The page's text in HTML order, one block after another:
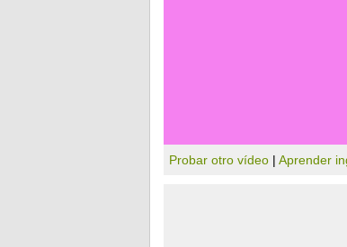
Probar otro vídeo | Aprender